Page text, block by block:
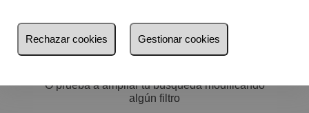
Menos reciente
No hay nada por aquí :)
O prueba a ampliar tu búsqueda modificando
algún filtro
Rechazar cookies Gestionar cookies